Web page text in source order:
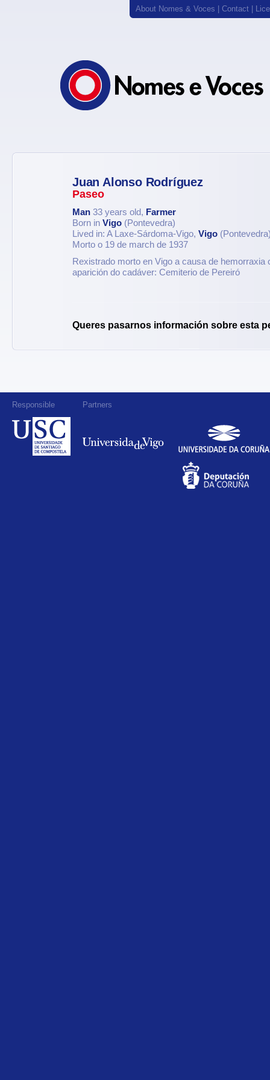
About Nomes & Voces Contact
Juan Alonso Rodríguez
Paseo
Man 33 years old, Farmer
Born in Vigo (Pontevedra)
Lived in: A Laxe-Sárdoma-Vigo, Vigo
Morto o 19 de march de 1937
Rexistrado morto en Vigo a causa de hemorraxia
aparición do cadáver: Cemiterio de Pereiró
Queres pasarnos información sobre esta
Responsible Partners